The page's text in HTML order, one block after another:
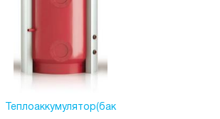
Теплоаккумулятор(бак